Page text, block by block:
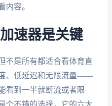
内容。
速器是关键
不是所有都适合看体育直
、低延迟和无限流量——
看到一半就断流或者限